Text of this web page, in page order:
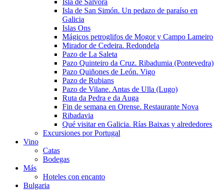
Isla de San Simón. Un pedazo de paraíso en
Galicia
Islas Ons
Mágicos petroglifos de Mogor y Campo Lameiro
Mirador de Cedeira. Redondela
Pazo de La Saleta
Pazo Quinteiro da Cruz. Ribadumia (Pontevedra)
Pazo Quiñones de León. Vigo
Pazo de Rubians
Pazo de Vilane. Antas de Ulla (Lugo)
Ruta da Pedra e da Auga
Fin de semana en Orense. Restaurante Nova
Ribadavia
Qué visitar en Galicia. Rías Baixas y alrededores
Excursiones por Portugal
Vino
Catas
Bodegas
Más
Hoteles con encanto
Bulgaria